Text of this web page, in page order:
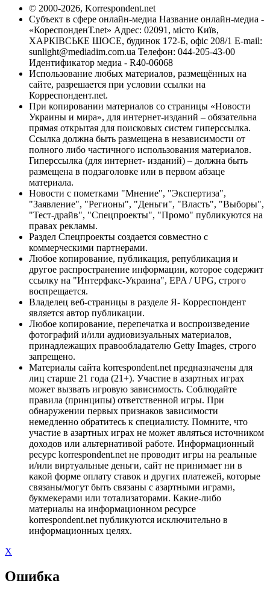
© 2000-2026, Korrespondent.net
Субъект в сфере онлайн-медиа Название онлайн-медиа -
«КореспонденТ.net» Адрес: 02091, місто Київ,
ХАРКІВСЬКЕ ШОСЕ, будинок 172-Б, офіс 208/1 E-mail:
sunlight@mediadim.com.ua Телефон: 044-205-43-00
Идентификатор медиа - R40-06068
Использование любых материалов, размещённых на
сайте, разрешается при условии ссылки на
Корреспондент.net.
При копировании материалов со страницы «Новости
Украины и мира», для интернет-изданий – обязательна
прямая открытая для поисковых систем гиперссылка.
Ссылка должна быть размещена в независимости от
полного либо частичного использования материалов.
Гиперссылка (для интернет- изданий) – должна быть
размещена в подзаголовке или в первом абзаце
материала.
Новости с пометками "Мнение", "Экспертиза",
"Заявление", "Регионы", "Деньги", "Власть", "Выборы",
"Тест-драйв", "Спецпроекты", "Промо" публикуются на
правах рекламы.
Раздел Спецпроекты создается совместно с
коммерческими партнерами.
Любое копирование, публикация, републикация и
другое распространение информации, которое содержит
ссылку на "Интерфакс-Украина", EPA / UPG, строго
воспрещается.
Владелец веб-страницы в разделе Я- Корреспондент
является автор публикации.
Любое копирование, перепечатка и воспроизведение
фотографий и/или аудиовизуальных материалов,
принадлежащих правообладателю Getty Images, строго
запрещено.
Материалы сайта korrespondent.net предназначены для
лиц старше 21 года (21+). Участие в азартных играх
может вызвать игровую зависимость. Соблюдайте
правила (принципы) ответственной игры. При
обнаружении первых признаков зависимости
немедленно обратитесь к специалисту. Помните, что
участие в азартных играх не может являться источником
доходов или альтернативой работе. Информационный
ресурс korrespondent.net не проводит игры на реальные
и/или виртуальные деньги, сайт не принимает ни в
какой форме оплату ставок и других платежей, которые
связаны/могут быть связаны с азартными играми,
букмекерами или тотализаторами. Какие-либо
материалы на информационном ресурсе
korrespondent.net публикуются исключительно в
информационных целях.
X
Ошибка